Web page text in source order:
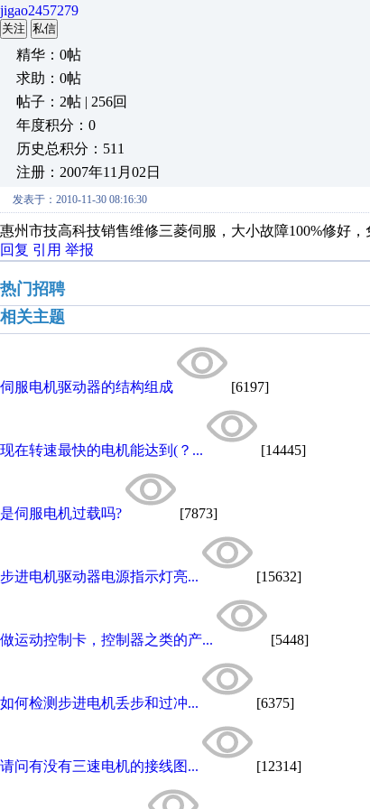
jigao2457279
关注 私信
精华：0帖
求助：0帖
帖子：2帖 | 256回
年度积分：0
历史总积分：511
注册：2007年11月02日
发表于：2010-11-30 08:16:30
惠州市技高科技销售维修三菱伺服，大小故障100%修好
回复 引用 举报
热门招聘
相关主题
伺服电机驱动器的结构组成 [6197]
现在转速最快的电机能达到(？... [14445]
是伺服电机过载吗? [7873]
步进电机驱动器电源指示灯亮... [15632]
做运动控制卡，控制器之类的产... [5448]
如何检测步进电机丢步和过冲... [6375]
请问有没有三速电机的接线图... [12314]